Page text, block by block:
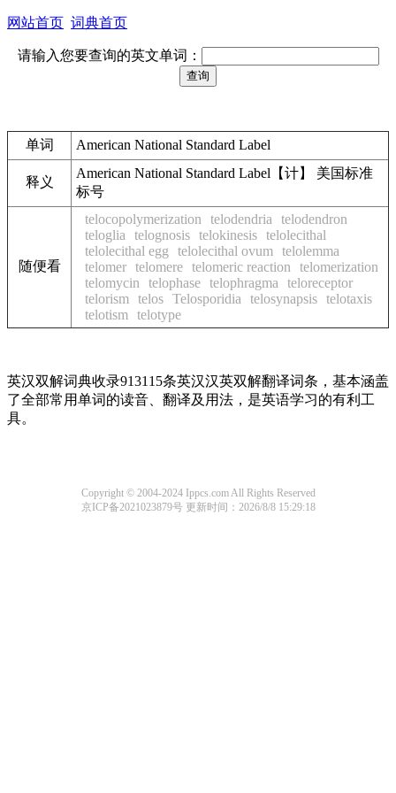
网站首页 词典首页
请输入您要查询的英文单词：
单词 American National Standard Label
释义
American National Standard Label【计】 美国标准
标号
随便看
telocopolymerization telodendria
telodendron
teloglia
telognosis telokinesis telolecithal
telolecithal egg
telolecithal ovum
telolemma
telomer telomere telomeric reaction
telomerization
telomycin
telophase telophragma
teloreceptor
telorism
telos Telosporidia telosynapsis telotaxis
telotism
telotype
英汉双解词典收录913115条英汉汉英双解翻译词条，基本涵盖
了全部常用单词的读音、翻译及用法，是英语学习的有利工
具。
Copyright © 2004-2024 Ippcs.com All Rights Reserved
京ICP备2021023879号 更新时间：2026/8/8 15:29:18